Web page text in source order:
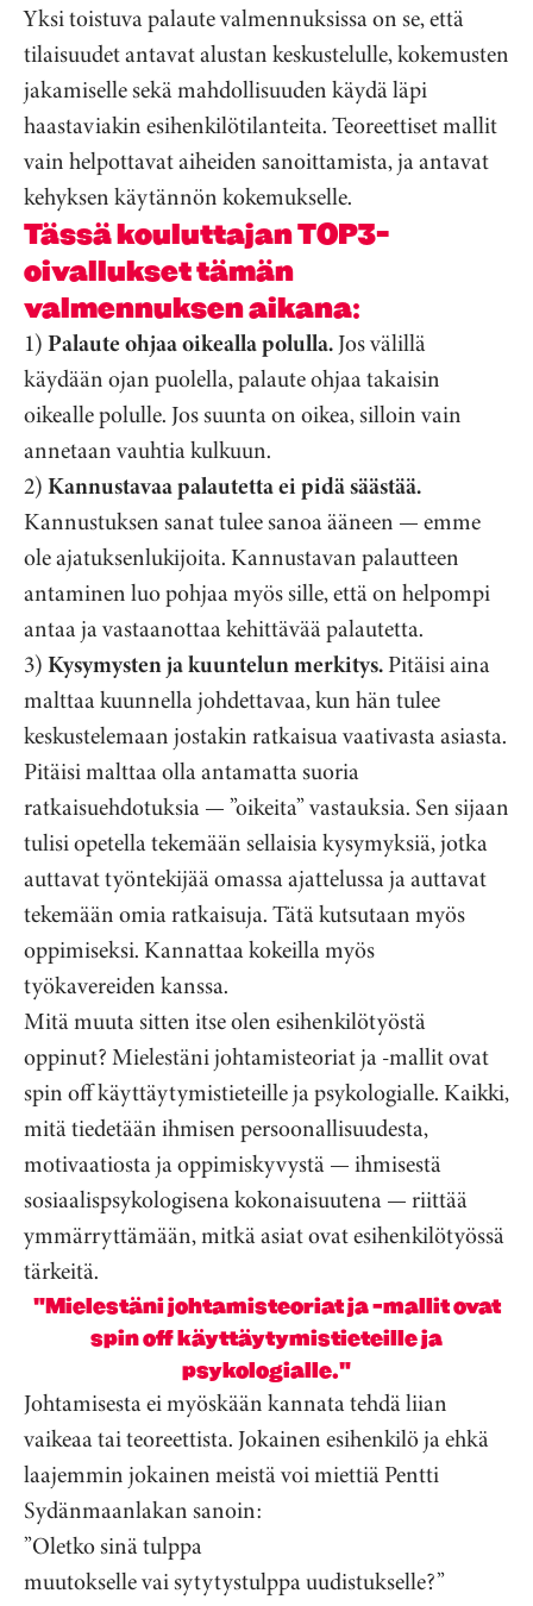
Yksi toistuva palaute valmennuksissa on se, että
tilaisuudet antavat alustan keskustelulle, kokemusten
jakamiselle sekä mahdollisuuden käydä läpi
haastaviakin esihenkilötilanteita. Teoreettiset mallit
vain helpottavat aiheiden sanoittamista, ja antavat
kehyksen käytännön kokemukselle.
Tässä kouluttajan TOP3-
oivallukset tämän
valmennuksen aikana:
1)Palaute ohjaa oikealla polulla.Jos välillä
käydään ojan puolella, palaute ohjaa takaisin
oikealle polulle. Jos suunta on oikea, silloin vain
annetaan vauhtia kulkuun.
2)Kannustavaa palautetta ei pidä säästää.
Kannustuksen sanat tulee sanoa ääneen — emme
ole ajatuksenlukijoita. Kannustavan palautteen
antaminen luo pohjaa myös sille, että on helpompi
antaa ja vastaanottaa kehittävää palautetta.
3)Kysymysten ja kuuntelun merkitys.Pitäisi aina
malttaa kuunnella johdettavaa, kun hän tulee
keskustelemaan jostakin ratkaisua vaativasta asiasta.
Pitäisi malttaa olla antamatta suoria
ratkaisuehdotuksia — ”oikeita” vastauksia. Sen sijaan
tulisi opetella tekemään sellaisia kysymyksiä, jotka
auttavat työntekijää omassa ajattelussa ja auttavat
tekemään omia ratkaisuja. Tätä kutsutaan myös
oppimiseksi. Kannattaa kokeilla myös
työkavereiden kanssa.
Mitä muuta sitten itse olen esihenkilötyöstä
oppinut? Mielestäni johtamisteoriat ja -mallit ovat
spin off käyttäytymistieteille ja psykologialle. Kaikki,
mitä tiedetään ihmisen persoonallisuudesta,
motivaatiosta ja oppimiskyvystä — ihmisestä
sosiaalispsykologisena kokonaisuutena — riittää
ymmärryttämään, mitkä asiat ovat esihenkilötyössä
tärkeitä.
"Mielestäni johtamisteoriat ja -mallit ovat
spin off käyttäytymistieteille ja
psykologialle."
Johtamisesta ei myöskään kannata tehdä liian
vaikeaa tai teoreettista. Jokainen esihenkilö ja ehkä
laajemmin jokainen meistä voi miettiä Pentti
Sydänmaanlakan sanoin:
”Oletko sinä tulppa
muutokselle vai sytytystulppa uudistukselle?”